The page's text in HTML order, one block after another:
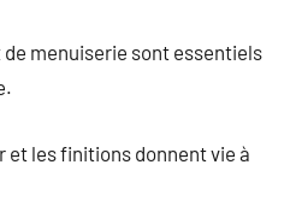
de menuiserie sont essentiels
et les finitions donnent vie à